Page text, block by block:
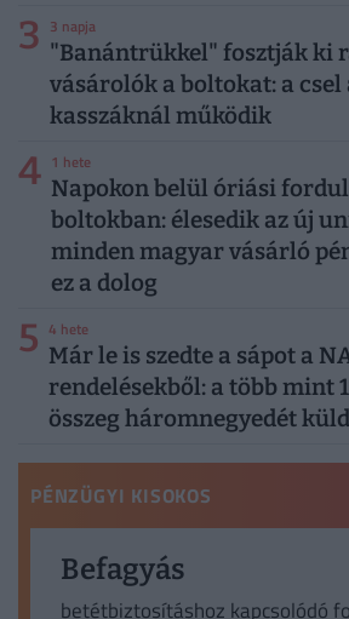
3 3 napja
"Banántrükkel" fosztják ki
vásárolók a boltokat: a
kasszáknál működik
4 1 hete
Napokon belül óriási
boltokban: élesedik az új
minden magyar vásárló
ez a dolog
5 4 hete
Már le is szedte a sápot a
rendelésekből: a több mint
összeg háromnegyedét
PÉNZÜGYI KISOKOS
Befagyás
betétbiztosításhoz kapcsolódó